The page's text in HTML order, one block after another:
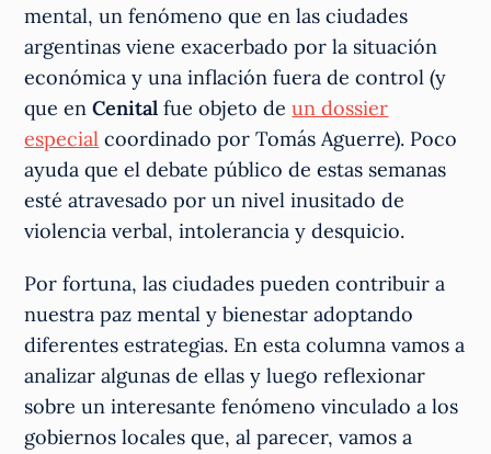
mental, un fenómeno que en las ciudades
argentinas viene exacerbado por la situación
económica y una inflación fuera de control (y
que enCenital fue objeto deun dossier
especial coordinado por Tomás Aguerre). Poco
ayuda que el debate público de estas semanas
esté atravesado por un nivel inusitado de
violencia verbal, intolerancia y desquicio.
Por fortuna, las ciudades pueden contribuir a
nuestra paz mental y bienestar adoptando
diferentes estrategias. En esta columna vamos a
analizar algunas de ellas y luego reflexionar
sobre un interesante fenómeno vinculado a los
gobiernos locales que, al parecer, vamos a